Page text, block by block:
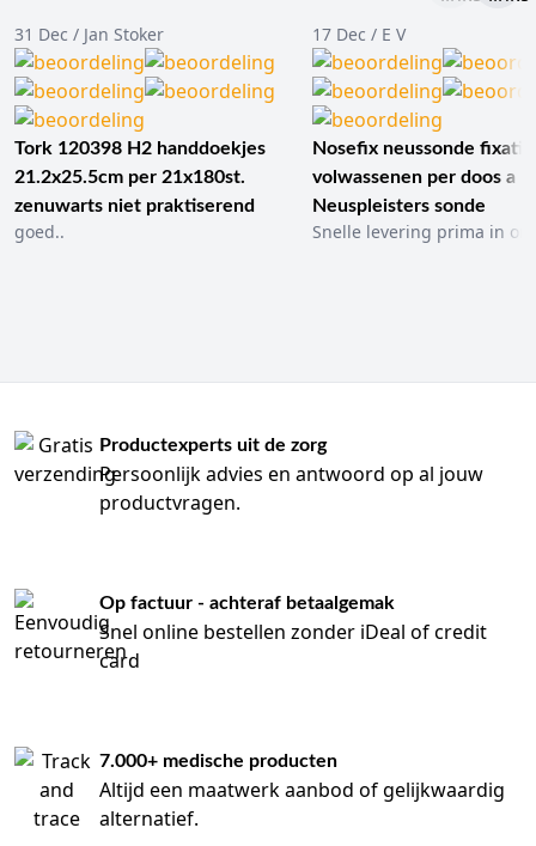
31 Dec / Jan Stoker
Tork 120398 H2 handdoekjes
21.2x25.5cm per 21x180st.
zenuwarts niet praktiserend
goed..
17 Dec / E V
Nosefix neussonde
volwassenen per doos a
Neuspleisters sonde
Snelle levering prima in
Productexperts uit de zorg
Persoonlijk advies en antwoord op al jouw
productvragen.
Op factuur - achteraf betaalgemak
Snel online bestellen zonder iDeal of credit
card
7.000+ medische producten
Altijd een maatwerk aanbod of gelijkwaardig
alternatief.